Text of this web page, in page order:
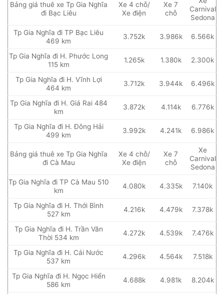
Bảng giá thuê xe Tp Gia Nghĩa
đi Bạc Liêu
Xe 4 chỗ/
Xe điện
Xe 7
chỗ
Carnival
Sedona
Tp Gia Nghĩa đi TP Bạc Liêu
469 km
3.752k 3.986k 6.566k
Tp Gia Nghĩa đi H. Phước Long
115 km
1.265k 1.380k 2.300k
Tp Gia Nghĩa đi H. Vĩnh Lợi
464 km
3.712k 3.944k 6.496k
Tp Gia Nghĩa đi H. Giá Rai 484
km
3.872k 4.114k 6.776k
Tp Gia Nghĩa đi H. Đông Hải
499 km
3.992k 4.241k 6.986k
Bảng giá thuê xe Tp Gia Nghĩa
đi Cà Mau
Xe 4 chỗ/
Xe điện
Xe 7
chỗ
Xe
Carnival
Sedona
Tp Gia Nghĩa đi TP Cà Mau 510
km
4.080k 4.335k 7.140k
Tp Gia Nghĩa đi H. Thới Bình
527 km
4.216k 4.479k 7.378k
Tp Gia Nghĩa đi H. Trần Văn
Thời 534 km
4.272k 4.539k 7.476k
Tp Gia Nghĩa đi H. Cái Nước
537 km
4.296k 4.564k 7.518k
Tp Gia Nghĩa đi H. Ngọc Hiển
586 km
4.688k 4.981k 8.204k